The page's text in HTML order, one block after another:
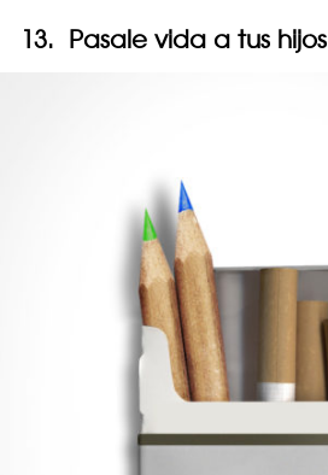
13. Pasale vida a tus hijos